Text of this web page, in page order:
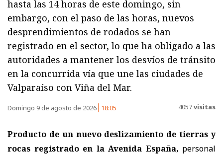
hasta las 14 horas de este domingo, sin
embargo, con el paso de las horas, nuevos
desprendimientos de rodados se han
registrado en el sector, lo que ha obligado a las
autoridades a mantener los desvíos de tránsito
en la concurrida vía que une las ciudades de
Valparaíso con Viña del Mar.
Domingo 9 de agosto de 2026 18:05 4057visitas
Producto de un nuevo deslizamiento de tierras y
rocas registrado en la Avenida España, personal